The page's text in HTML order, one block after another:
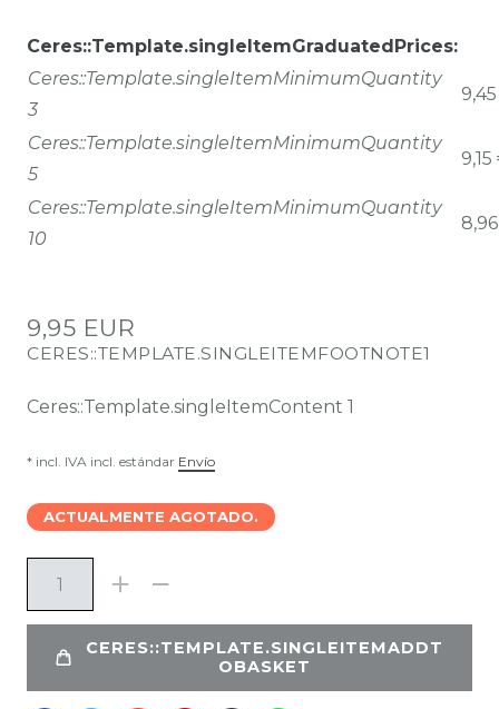
Ceres::Template.singleItemGraduatedPrices:
Ceres::Template.singleItemMinimumQuantity
3
Ceres::Template.singleItemMinimumQuantity
5
Ceres::Template.singleItemMinimumQuantity
10
9,95 EUR
CERES::TEMPLATE.SINGLEITEMFOOTNOTE1
Ceres::Template.singleItemContent 1
* incl. IVA incl. estándar Envío
ACTUALMENTE AGOTADO.
CERES::TEMPLATE.SINGLEITEMADDT
OBASKET